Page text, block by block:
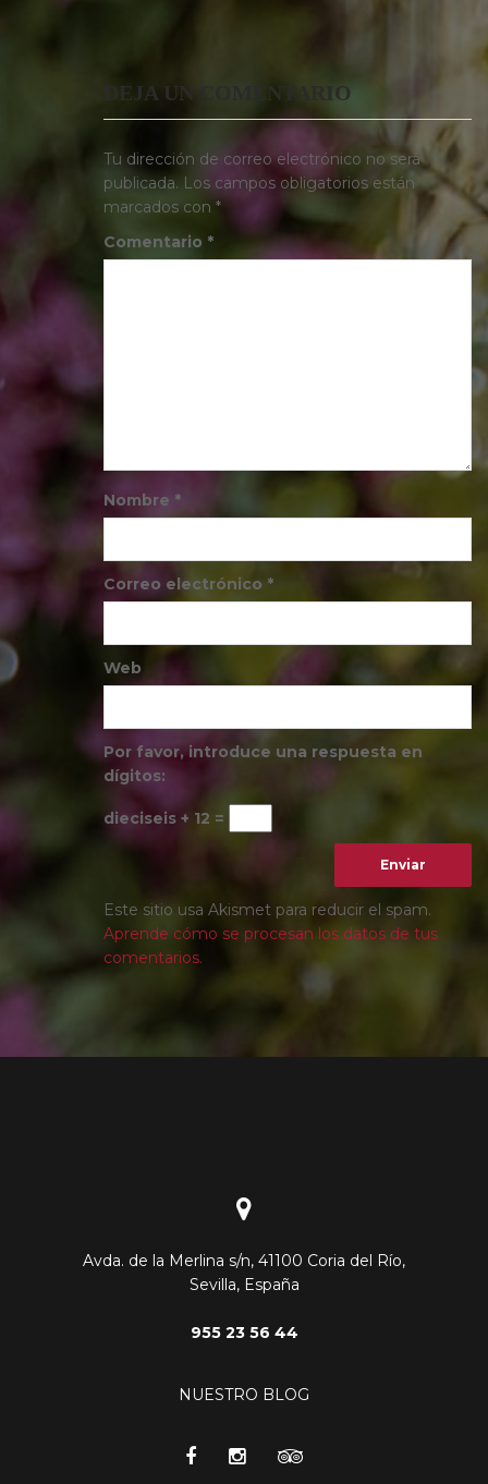
DEJA UN COMENTARIO
Tu dirección de correo electrónico no será
publicada. Los campos obligatorios están
marcados con *
Comentario *
Nombre *
Correo electrónico *
Web
Por favor, introduce una respuesta en
dígitos:
dieciseis + 12 =
Este sitio usa Akismet para reducir el spam.
Aprende cómo se procesan los datos de tus
comentarios.
Avda. de la Merlina s/n, 41100 Coria del Río,
Sevilla, España
955 23 56 44
NUESTRO BLOG